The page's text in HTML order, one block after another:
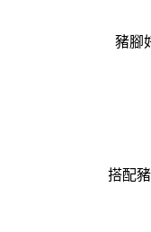
豬腳
搭配